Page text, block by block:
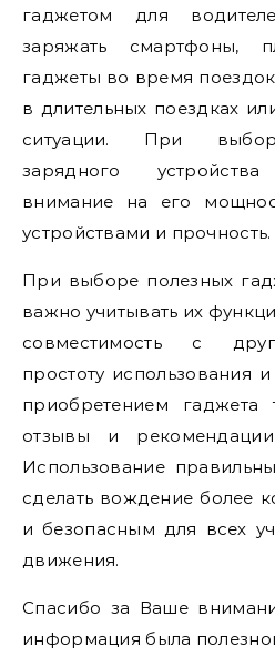
гаджетом для
заряжать смартфоны,
гаджеты во время
в длительных поездках
ситуации. При
зарядного
внимание на его
устройствами и прочность.
При выборе полезных
важно учитывать их
совместимость с
простоту использования
приобретением гаджета
отзывы и
Использование
сделать вождение более
и безопасным для всех
движения.
Спасибо за Ваше
информация была